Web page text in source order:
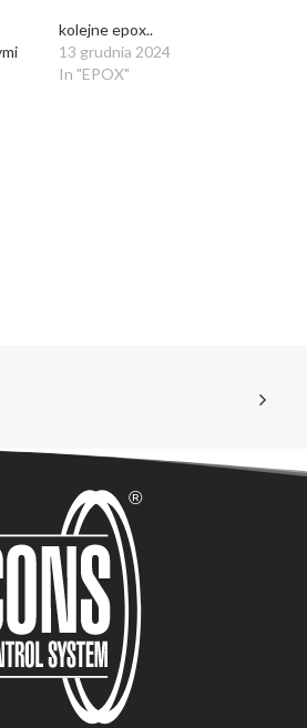
kolejne epox..
13 grudnia 2024
In "EPOX"